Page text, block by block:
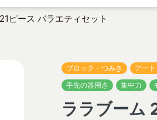
ピース バラエティセット
ブロック・つみき
アー
手先の器用さ
集中力
ララブーム